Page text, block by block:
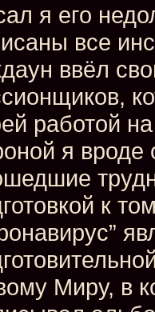
я его
все
ввёл
работой на
я вроде
к
Миру, в